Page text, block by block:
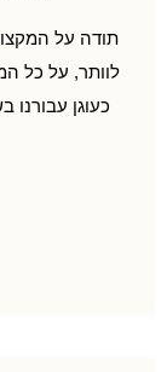
תודה על
לוותר, על כל
כעוגן